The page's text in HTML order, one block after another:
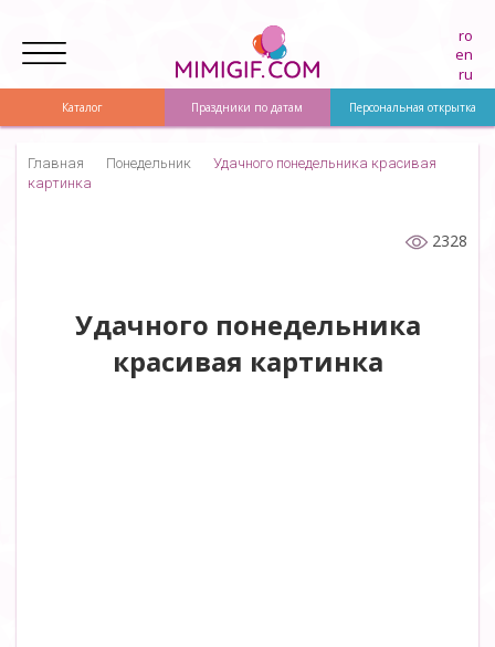
ru
ro
en
Каталог Праздники по датам Персональная открытка
Главная Понедельник
Удачного понедельника красивая
картинка
2328
Удачного понедельника
красивая картинка